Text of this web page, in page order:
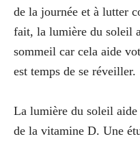
de la journée et à lutter
fait, la lumière du soleil
sommeil car cela aide
est temps de se réveiller.
La lumière du soleil
de la vitamine D. Une